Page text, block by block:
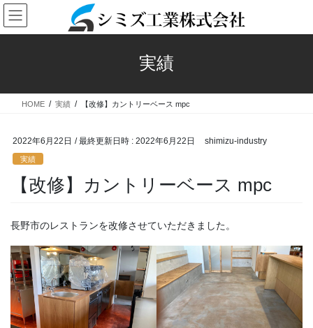
コ
ン
テ
ス
ナ
ビ
ゲ
ン
実績
HOME 実績 【改修】カントリーベース mpc
2022年6月22日 / 最終更新日時 : 2022年6月22日 shimizu-industry
実績
【改修】カントリーベース mpc
長野市のレストランを改修させていただきました。